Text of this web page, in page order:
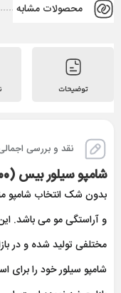
محصولات مشابه
توضیحات
نقد و بررسی
شامپو سيلور بیس (200 ميلی لیتر)
بدون شک انتخاب شامپو
و آراستگی مو می باشد.
مختلفی تولید شده و در
شامپو سیلور خود را برای